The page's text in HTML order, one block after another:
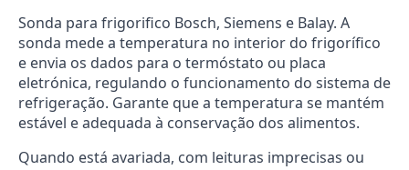
Sonda para frigorifico Bosch, Siemens e Balay. A
sonda mede a temperatura no interior do frigorífico
e envia os dados para o termóstato ou placa
eletrónica, regulando o funcionamento do sistema de
refrigeração. Garante que a temperatura se mantém
estável e adequada à conservação dos alimentos.
Quando está avariada, com leituras imprecisas ou